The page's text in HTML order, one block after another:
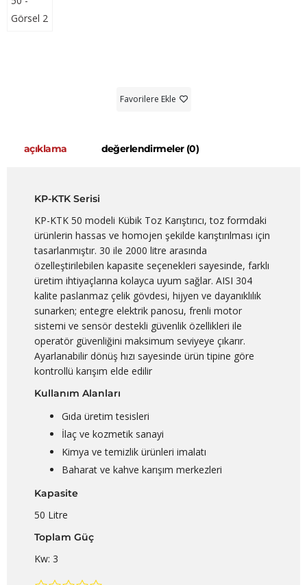
Favorilere Ekle
açıklama değerlendirmeler (0)
KP-KTK Serisi
KP-KTK 50 modeli Kübik Toz Karıştırıcı, toz formdaki
ürünlerin hassas ve homojen şekilde karıştırılması için
tasarlanmıştır. 30 ile 2000 litre arasında
özelleştirilebilen kapasite seçenekleri sayesinde, farklı
üretim ihtiyaçlarına kolayca uyum sağlar. AISI 304
kalite paslanmaz çelik gövdesi, hijyen ve dayanıklılık
sunarken; entegre elektrik panosu, frenli motor
sistemi ve sensör destekli güvenlik özellikleri ile
operatör güvenliğini maksimum seviyeye çıkarır.
Ayarlanabilir dönüş hızı sayesinde ürün tipine göre
kontrollü karışım elde edilir
Kullanım Alanları
Gıda üretim tesisleri
İlaç ve kozmetik sanayi
Kimya ve temizlik ürünleri imalatı
Baharat ve kahve karışım merkezleri
Kapasite
50 Litre
Toplam Güç
Kw: 3